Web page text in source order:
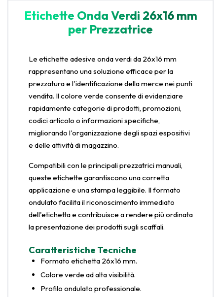
Etichette Onda Verdi 26x16 mm
per Prezzatrice
Le etichette adesive onda verdi da 26x16 mm
rappresentano una soluzione efficace per la
prezzatura e l'identificazione della merce nei punti
vendita. Il colore verde consente di evidenziare
rapidamente categorie di prodotti, promozioni,
codici articolo o informazioni specifiche,
migliorando l'organizzazione degli spazi espositivi
e delle attività di magazzino.
Compatibili con le principali prezzatrici manuali,
queste etichette garantiscono una corretta
applicazione e una stampa leggibile. Il formato
ondulato facilita il riconoscimento immediato
dell'etichetta e contribuisce a rendere più ordinata
la presentazione dei prodotti sugli scaffali.
Caratteristiche Tecniche
Formato etichetta 26x16 mm.
Colore verde ad alta visibilità.
Profilo ondulato professionale.